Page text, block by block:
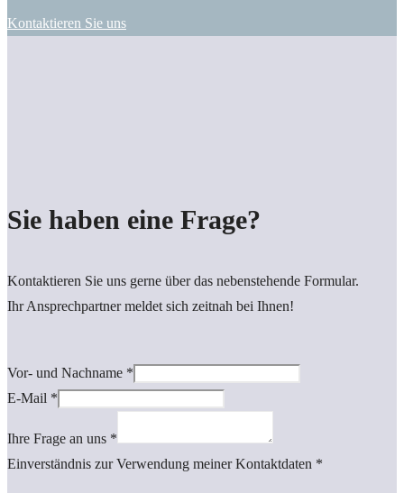
Kontaktieren Sie uns
Sie haben eine Frage?
Kontaktieren Sie uns gerne über das nebenstehende Formular.
Ihr Ansprechpartner meldet sich zeitnah bei Ihnen!
Vor- und Nachname *
E-Mail *
Ihre Frage an uns *
Einverständnis zur Verwendung meiner Kontaktdaten *